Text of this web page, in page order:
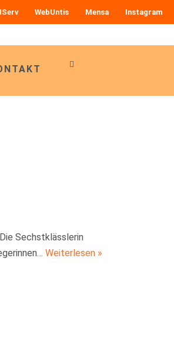
IServ WebUntis Mensa Instagram
Sechstklässlerin
Weiterlesen »